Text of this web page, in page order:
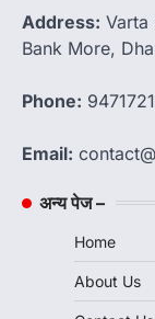
Address: Varta
Bank More,
Phone:
Email:
अन्य पेज –
Home
About Us